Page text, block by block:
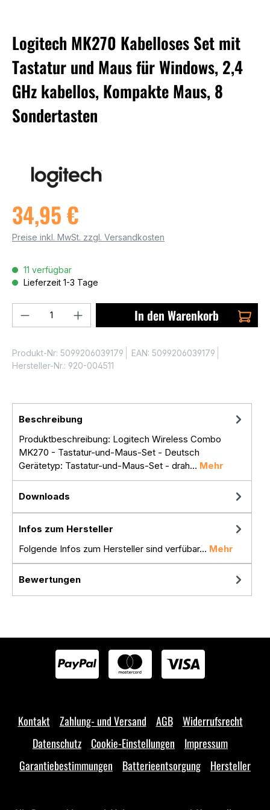
Logitech MK270 Kabelloses Set mit
Tastatur und Maus für Windows, 2,4
GHz kabellos, Kompakte Maus, 8
Sondertasten
34,95 €
Preise inkl. MwSt. zzgl. Versandkosten
11 verfügbar
Lieferzeit 1-3 Tage
Produkt Anzahl: Gib denIn den Warenkorb
Produkt-Nr: 5099206039179 EAN: 5099206039179
Hersteller-Nr.: 920-004511
Beschreibung
Produktbeschreibung: Logitech Wireless Combo
MK270 - Tastatur-und-Maus-Set - Deutsch
Gerätetyp: Tastatur-und-Maus-Set - drah… Mehr
Downloads
Infos zum Hersteller
Folgende Infos zum Hersteller sind verfübar... Mehr
Bewertungen
Kontakt Zahlung- und Versand AGB
Widerrufsrecht
Datenschutz
Cookie-Einstellungen
Impressum
Garantiebestimmungen
Batterieentsorgung Hersteller